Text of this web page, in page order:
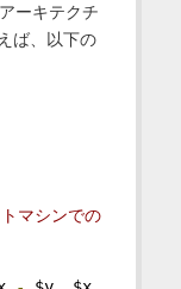
ーキテクチ
ば、以下の
マシンでの